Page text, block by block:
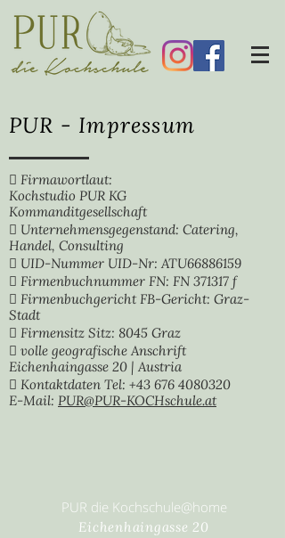
PUR - Impressum
 Firmawortlaut:
Kochstudio PUR KG
Kommanditgesellschaft
 Unternehmensgegenstand: Catering,
Handel, Consulting
 UID-Nummer UID-Nr: ATU66886159
 Firmenbuchnummer FN: FN 371317 f
 Firmenbuchgericht FB-Gericht: Graz-
Stadt
 Firmensitz Sitz: 8045 Graz
 volle geografische Anschrift
Eichenhaingasse 20 | Austria
 Kontaktdaten Tel: +43 676 4080320
E-Mail: PUR@PUR-KOCHschule.at
PUR die Kochschule@home
Eichenhaingasse 20